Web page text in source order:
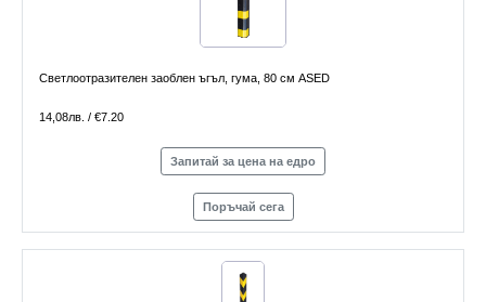
Светлоотразителен заоблен ъгъл, гума, 80 см ASED
14,08лв. / €7.20
Запитай за цена на едро
Поръчай сега